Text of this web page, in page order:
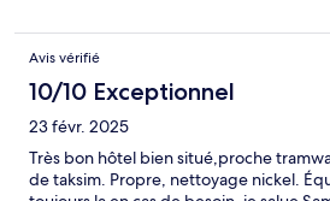
Avis vérifié
10/10 Exceptionnel
23 févr. 2025
Très bon hôtel bien situé,proche
de taksim. Propre, nettoyage nickel.